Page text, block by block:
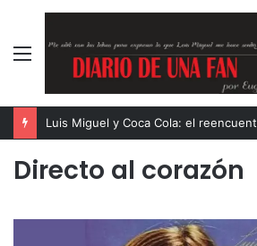
Menú
Directo al corazón